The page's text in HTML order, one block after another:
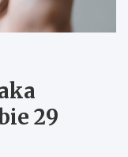
29